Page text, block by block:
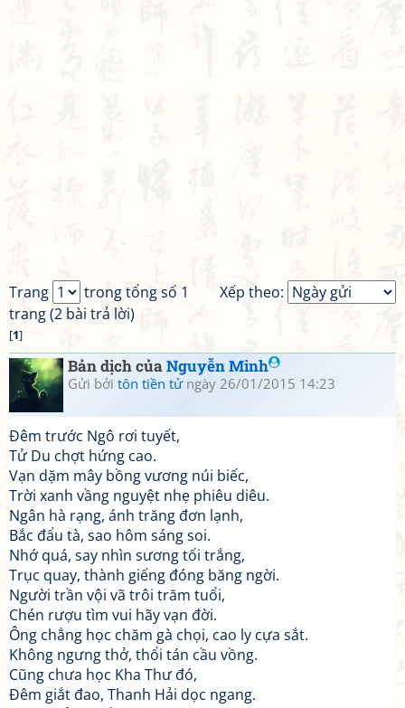
Xếp theo:
Trang
trong tổng số 1
trang (2 bài trả lời)
[1]
Bản dịch củaNguyễn Minh
Gửi bởi tôn tiền tửngày 26/01/2015 14:23
Đêm trước Ngô rơi tuyết,
Tử Du chợt hứng cao.
Vạn dặm mây bồng vương núi biếc,
Trời xanh vầng nguyệt nhẹ phiêu diêu.
Ngân hà rạng, ánh trăng đơn lạnh,
Bắc đẩu tà, sao hôm sáng soi.
Nhớ quá, say nhìn sương tối trắng,
Trục quay, thành giếng đóng băng ngời.
Người trần vội vã trôi trăm tuổi,
Chén rượu tìm vui hãy vạn đời.
Ông chẳng học chăm gà chọi, cao ly cựa sắt.
Không ngưng thở, thổi tán cầu vồng.
Cũng chưa học Kha Thư đó,
Đêm giắt đao, Thanh Hải dọc ngang.